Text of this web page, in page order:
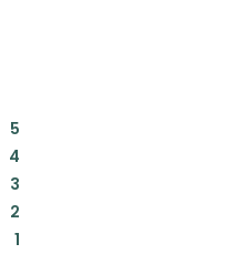
5:
4:
3:
2:
1: